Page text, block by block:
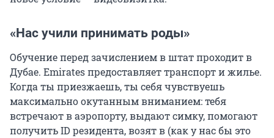
«Нас учили принимать роды»
Обучение перед зачислением в штат проходит в
Дубае. Emirates предоставляет транспорт и жилье.
Когда ты приезжаешь, ты себя чувствуешь
максимально окутанным вниманием: тебя
встречают в аэропорту, выдают симку, помогают
получить ID резидента, возят в (как у нас бы это